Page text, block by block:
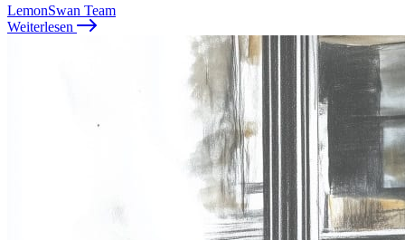
LemonSwan Team
Weiterlesen